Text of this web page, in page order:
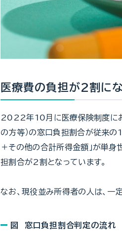
医療費の負担が2割に
2022年10月に医療保険制度にお
の方等）の窓口負担割合が従来
＋その他の合計所得金額」が単
担割合が2割となっています。
なお、現役並み所得者の人は、一
図 窓口負担割合判定の流れ